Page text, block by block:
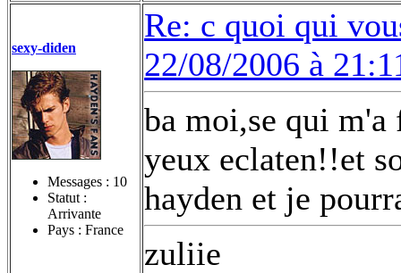
sexy-diden
Messages : 10
Statut :
Arrivante
Pays : France
Re: c quoi qui
22/08/2006 à
ba moi,se qui
yeux eclaten!!et
hayden et je
zuliie